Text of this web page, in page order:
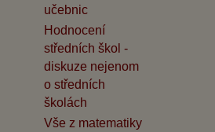
učebnic
Hodnocení
středních škol -
diskuze nejenom
o středních
školách
Vše z matematiky